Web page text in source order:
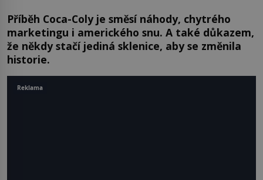
Příběh Coca-Coly je směsí náhody, chytrého
marketingu i amerického snu. A také důkazem,
že někdy stačí jediná sklenice, aby se změnila
historie.
Reklama